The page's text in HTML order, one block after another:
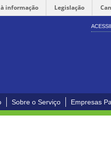
à informação Legislação
Sobre o Serviço Empresas